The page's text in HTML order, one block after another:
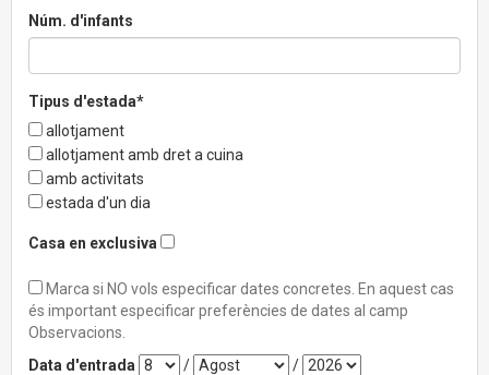
Núm. d'infants
Tipus d'estada*
allotjament
allotjament amb dret a cuina
amb activitats
estada d'un dia
Casa en exclusiva
Marca si NO vols especificar dates concretes. En aquest cas
és important especificar preferències de dates al camp
Observacions.
Data d'entrada
/ /